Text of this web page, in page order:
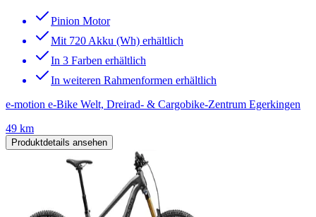
Pinion Motor
Mit 720 Akku (Wh) erhältlich
In 3 Farben erhältlich
In weiteren Rahmenformen erhältlich
e-motion e-Bike Welt, Dreirad- & Cargobike-Zentrum Egerkingen
49 km
Produktdetails ansehen